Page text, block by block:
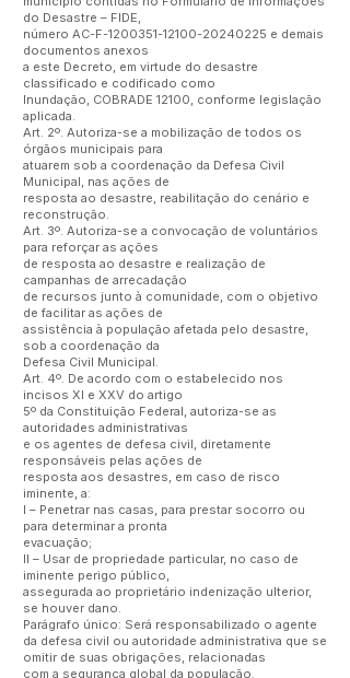
do Desastre – FIDE,
número AC-F-1200351-12100-20240225 e demais
documentos anexos
a este Decreto, em virtude do desastre
classificado e codificado como
Inundação, COBRADE 12100, conforme legislação
aplicada.
Art. 2º. Autoriza-se a mobilização de todos os
órgãos municipais para
atuarem sob a coordenação da Defesa Civil
Municipal, nas ações de
resposta ao desastre, reabilitação do cenário e
reconstrução.
Art. 3º. Autoriza-se a convocação de voluntários
para reforçar as ações
de resposta ao desastre e realização de
campanhas de arrecadação
de recursos junto à comunidade, com o objetivo
de facilitar as ações de
assistência à população afetada pelo desastre,
sob a coordenação da
Defesa Civil Municipal.
Art. 4º. De acordo com o estabelecido nos
incisos XI e XXV do artigo
5º da Constituição Federal, autoriza-se as
autoridades administrativas
e os agentes de defesa civil, diretamente
responsáveis pelas ações de
resposta aos desastres, em caso de risco
iminente, a:
I – Penetrar nas casas, para prestar socorro ou
para determinar a pronta
evacuação;
II – Usar de propriedade particular, no caso de
iminente perigo público,
assegurada ao proprietário indenização ulterior,
se houver dano.
Parágrafo único: Será responsabilizado o agente
da defesa civil ou autoridade administrativa que se
omitir de suas obrigações, relacionadas
com a segurança global da população.